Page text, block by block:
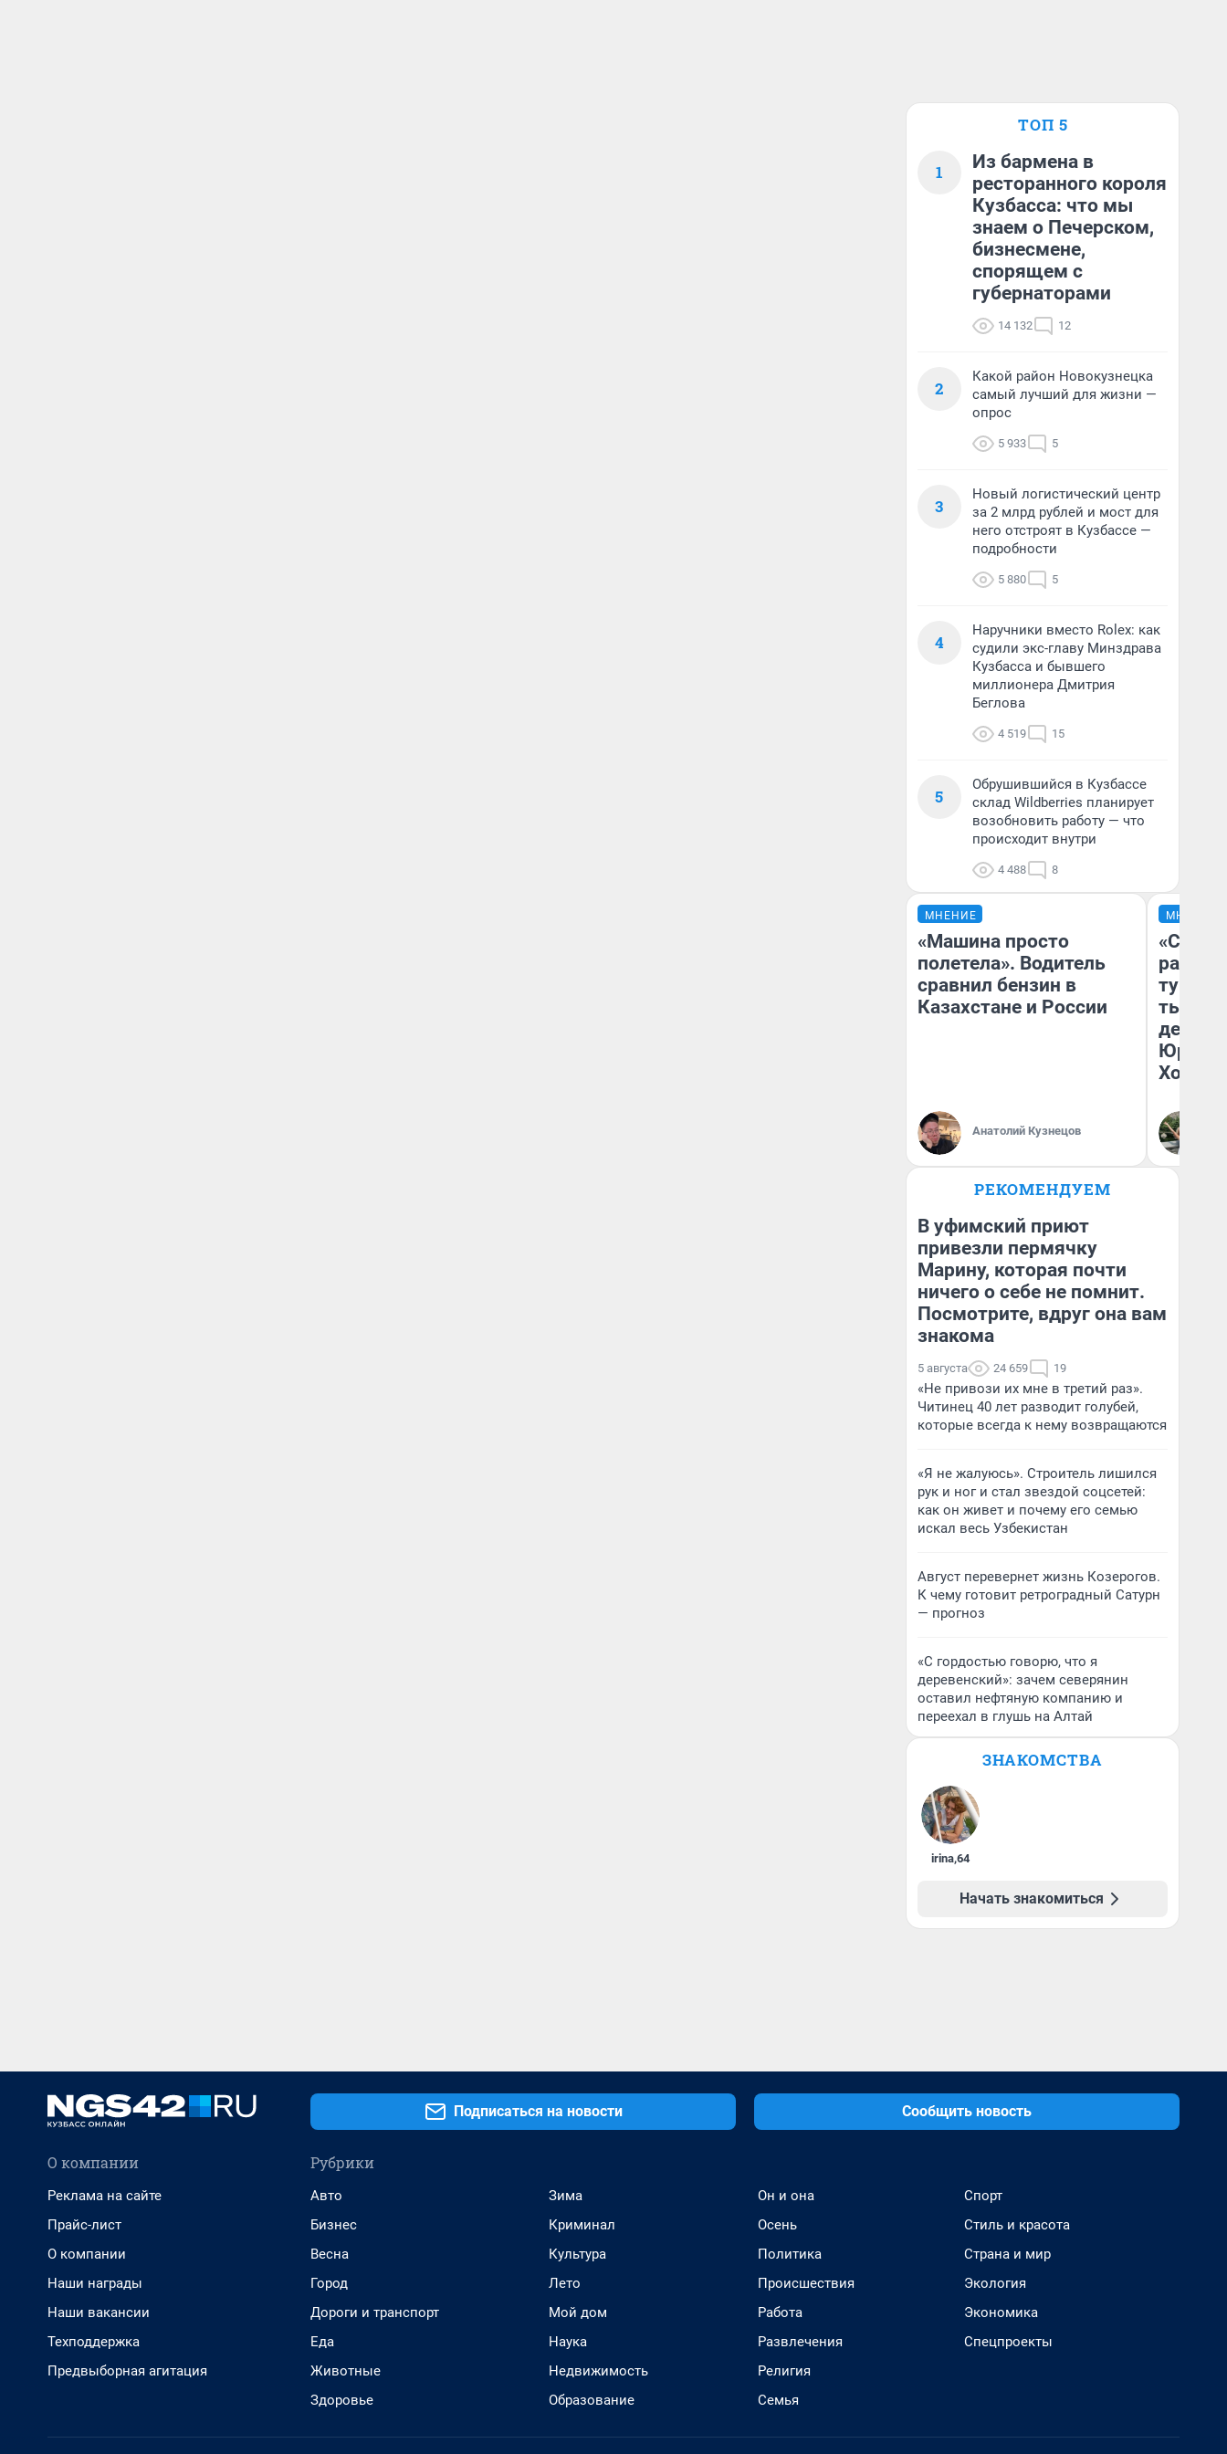
ТОП 5
1
Из бармена в
ресторанного короля
Кузбасса: что мы
знаем о Печерском,
бизнесмене,
спорящем с
губернаторами
14 132 12
2
Какой район Новокузнецка
самый лучший для жизни —
опрос
5 933 5
3
Новый логистический центр
за 2 млрд рублей и мост для
него отстроят в Кузбассе —
подробности
5 880 5
4
Наручники вместо Rolex: как
судили экс-главу Минздрава
Кузбасса и бывшего
миллионера Дмитрия
Беглова
4 519 15
5
Обрушившийся в Кузбассе
склад Wildberries планирует
возобновить работу — что
происходит внутри
4 488 8
МНЕНИЕ
«Машина просто
полетела». Водитель
сравнил бензин в
Казахстане и России
Анатолий Кузнецов
МНЕНИЕ
тысяч,
день
РЕКОМЕНДУЕМ
В уфимский приют
привезли пермячку
Марину, которая почти
ничего о себе не помнит.
Посмотрите, вдруг она вам
знакома
5 августа 24 659 19
«Не привози их мне в третий раз».
Читинец 40 лет разводит голубей,
которые всегда к нему возвращаются
«Я не жалуюсь». Строитель лишился
рук и ног и стал звездой соцсетей:
как он живет и почему его семью
искал весь Узбекистан
Август перевернет жизнь Козерогов.
К чему готовит ретроградный Сатурн
— прогноз
«С гордостью говорю, что я
деревенский»: зачем северянин
оставил нефтяную компанию и
переехал в глушь на Алтай
ЗНАКОМСТВА
irina,64
Начать знакомиться
Подписаться на новости Сообщить новость
О компании
Реклама на сайте
Прайс-лист
О компании
Наши награды
Наши вакансии
Техподдержка
Предвыборная агитация
Рубрики
Авто
Бизнес
Весна
Город
Дороги и транспорт
Еда
Животные
Здоровье
Зима
Криминал
Культура
Лето
Мой дом
Наука
Недвижимость
Образование
Он и она
Осень
Политика
Происшествия
Работа
Развлечения
Религия
Семья
Спорт
Стиль и красота
Страна и мир
Экология
Экономика
Спецпроекты